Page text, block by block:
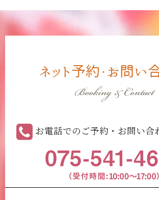
ネット予約・お問い
Booking & Contact
お電話でのご予約・お問い合